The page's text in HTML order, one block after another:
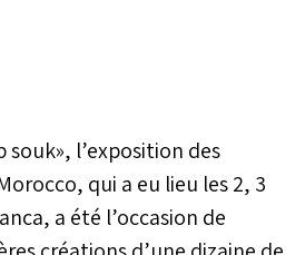
souk», l’exposition des
qui a eu lieu les 2, 3
a été l’occasion de